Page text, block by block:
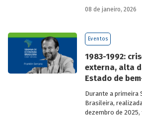
economia do país
economistas
08 de janeiro, 2026
Eventos
1983-1992:
externa, alta
Estado de
Durante a primeira
Brasileira,
dezembro de